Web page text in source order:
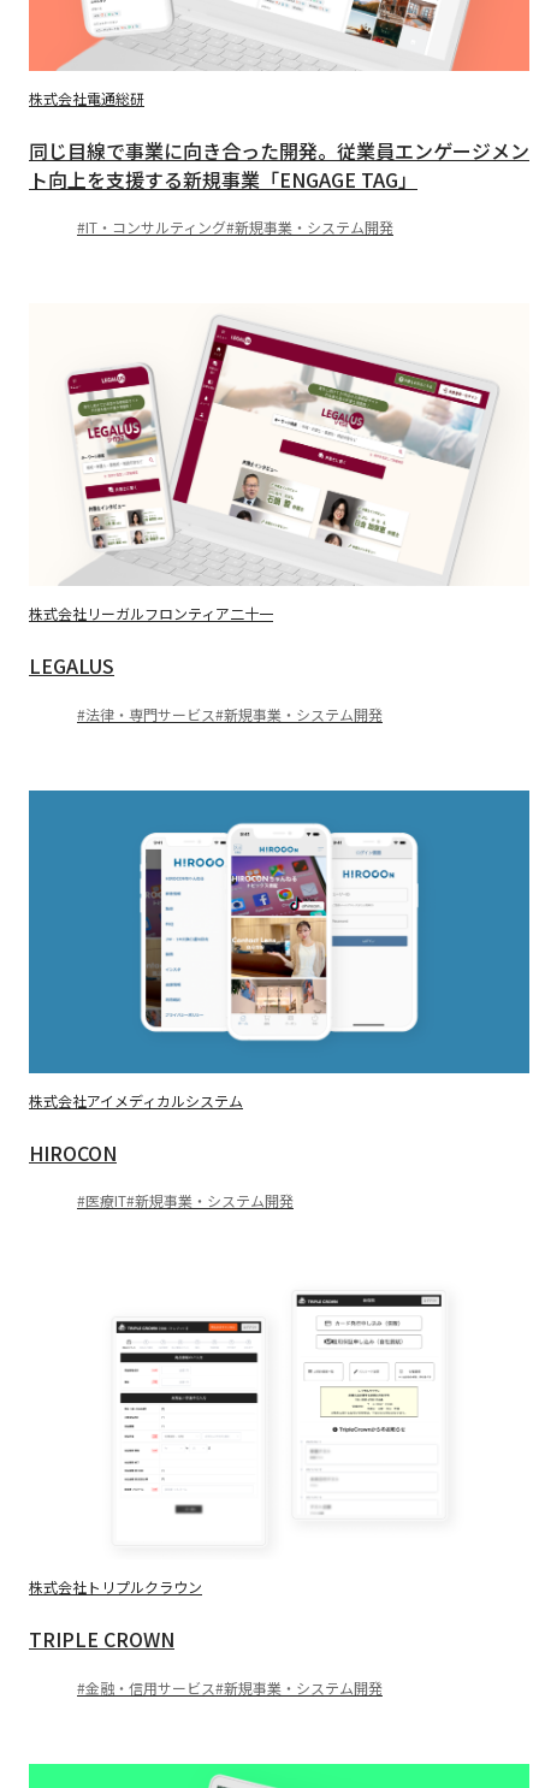
株式会社電通総研
同じ目線で事業に向き合った開発。従業員エンゲージメン
ト向上を支援する新規事業「ENGAGE TAG」
IT・コンサルティング 新規事業・システム開発
株式会社リーガルフロンティア二十一
LEGALUS
法律・専門サービス 新規事業・システム開発
株式会社アイメディカルシステム
HIROCON
医療IT 新規事業・システム開発
株式会社トリプルクラウン
TRIPLE CROWN
金融・信用サービス 新規事業・システム開発